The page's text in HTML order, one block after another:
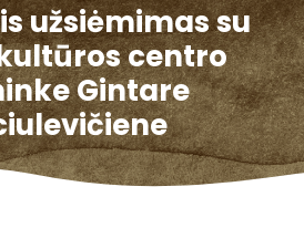
užsiėmimas su
centro
Gintare